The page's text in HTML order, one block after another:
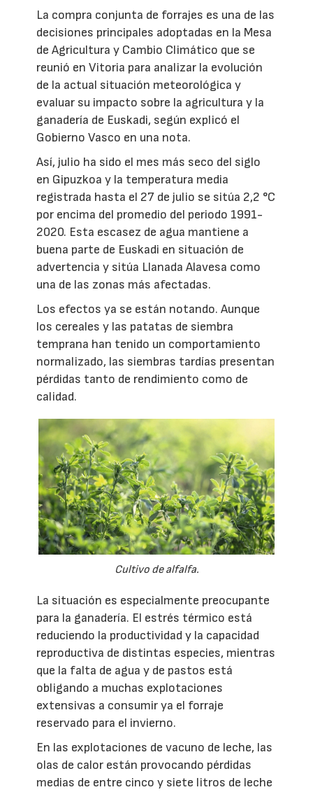
La compra conjunta de forrajes es una de las
decisiones principales adoptadas en la Mesa
de Agricultura y Cambio Climático que se
reunió en Vitoria para analizar la evolución
de la actual situación meteorológica y
evaluar su impacto sobre la agricultura y la
ganadería de Euskadi, según explicó el
Gobierno Vasco en una nota.
Así, julio ha sido el mes más seco del siglo
en Gipuzkoa y la temperatura media
registrada hasta el 27 de julio se sitúa 2,2 °C
por encima del promedio del periodo 1991-
2020. Esta escasez de agua mantiene a
buena parte de Euskadi en situación de
advertencia y sitúa Llanada Alavesa como
una de las zonas más afectadas.
Los efectos ya se están notando. Aunque
los cereales y las patatas de siembra
temprana han tenido un comportamiento
normalizado, las siembras tardías presentan
pérdidas tanto de rendimiento como de
calidad.
Cultivo de alfalfa.
La situación es especialmente preocupante
para la ganadería. El estrés térmico está
reduciendo la productividad y la capacidad
reproductiva de distintas especies, mientras
que la falta de agua y de pastos está
obligando a muchas explotaciones
extensivas a consumir ya el forraje
reservado para el invierno.
En las explotaciones de vacuno de leche, las
olas de calor están provocando pérdidas
medias de entre cinco y siete litros de leche